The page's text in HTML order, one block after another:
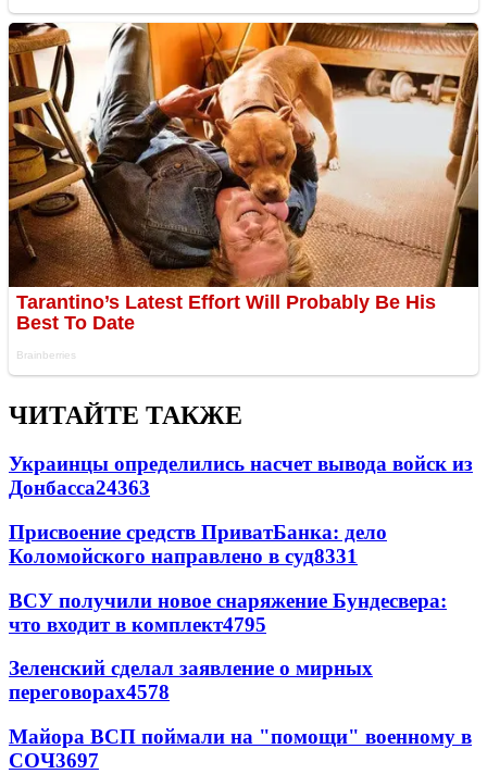
ЧИТАЙТЕ ТАКЖЕ
Украинцы определились насчет вывода войск из
Донбасса24363
Присвоение средств ПриватБанка: дело
Коломойского направлено в суд8331
ВСУ получили новое снаряжение Бундесвера:
что входит в комплект4795
Зеленский сделал заявление о мирных
переговорах4578
Майора ВСП поймали на "помощи" военному в
СОЧ3697